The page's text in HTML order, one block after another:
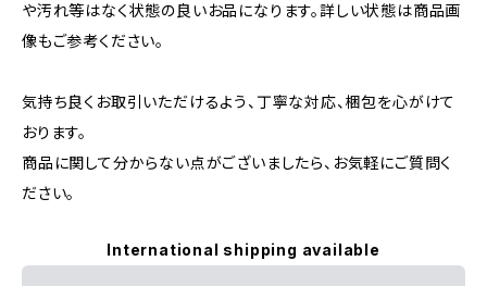
や汚れ等はなく状態の良いお品になります。詳しい状態は商品画
像もご参考ください。
気持ち良くお取引いただけるよう、丁寧な対応、梱包を心がけて
おります。
商品に関して分からない点がございましたら、お気軽にご質問く
ださい。
International shipping available